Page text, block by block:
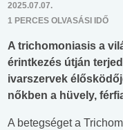
2025.07.07.
1 PERCES OLVASÁSI IDŐ
A trichomoniasis a
érintkezés útján
ivarszervek
nőkben a hüvely,
A betegséget a